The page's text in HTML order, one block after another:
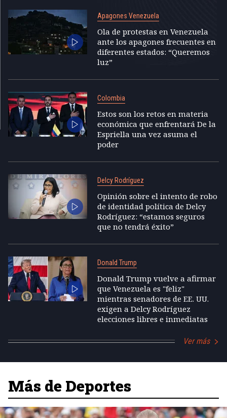
Apagones Venezuela
Ola de protestas en Venezuela
ante los apagones frecuentes en
diferentes estados: “Queremos
luz”
Colombia
Estos son los retos en materia
económica que enfrentará De la
Espriella una vez asuma el
poder
Delcy Rodríguez
Opinión sobre el intento de robo
de identidad política de Delcy
Rodríguez: “estamos seguros
que no tendrá éxito”
Donald Trump
Donald Trump vuelve a afirmar
que Venezuela es "feliz"
mientras senadores de EE. UU.
exigen a Delcy Rodríguez
elecciones libres e inmediatas
Ver más
Más de Deportes